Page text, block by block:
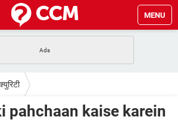
MENU
Lucky Patcher यूज करें
pahchaan kaise karein